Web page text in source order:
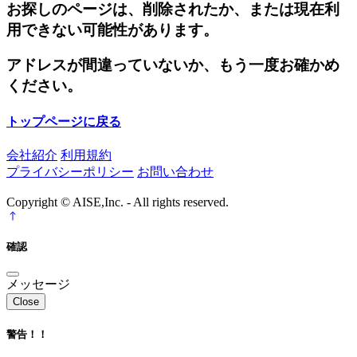
お探しのページは、削除されたか、または現在利
用できない可能性があります。
アドレスが間違っていないか、もう一度お確かめ
ください。
トップページに戻る
会社紹介 利用規約
プライバシーポリシー お問い合わせ
Copyright © AISE,Inc. - All rights reserved.
確認
メッセージ
Close
警告！！